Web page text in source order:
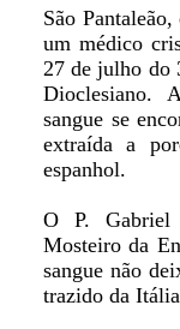
São
um médico
27 de julho do
Dioclesiano.
sangue se
extraída a
espanhol.
O P. Gabriel
Mosteiro da
sangue não
trazido da